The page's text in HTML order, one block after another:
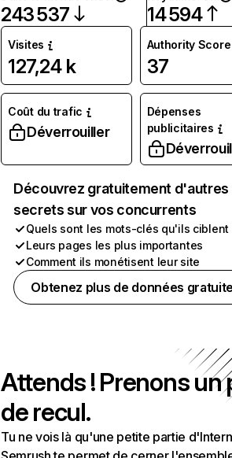
243 537 14 594
Visites
127,24 k
Authority Score
37
Coût du trafic
Déverrouiller
Dépenses
publicitaires
Découvrez gratuitement d'autres
secrets sur vos concurrents
Quels sont les mots-clés qu'ils ciblent
Leurs pages les plus importantes
Comment ils monétisent leur site
Obtenez plus de données
Attends ! Prenons un
de recul.
Tu ne vois là qu'une petite partie